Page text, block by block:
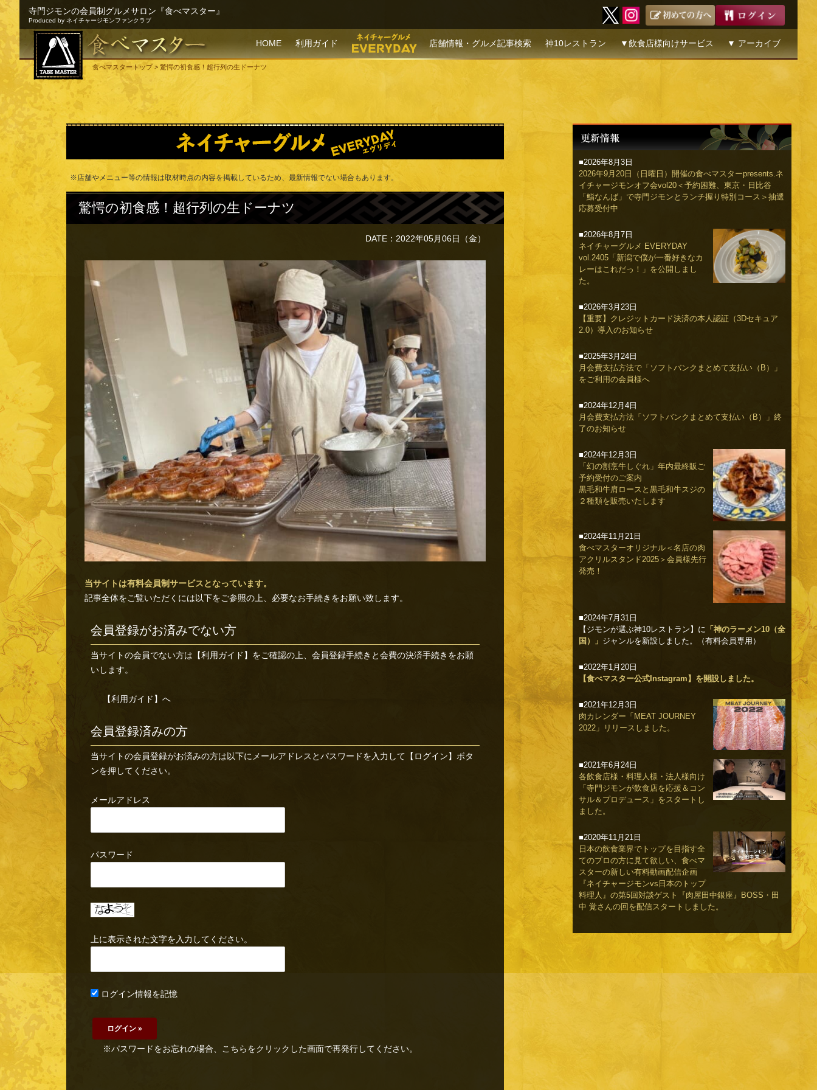
寺門ジモンの会員制グルメサロン『食べマスター』
Produced by ネイチャージモンファンクラブ
HOME 利用ガイド 店舗情報・グルメ記事検索 神10レストラン ▼飲食店様向けサービス ▼ アーカイブ
食べマスタートップ> 驚愕の初食感！超行列の生ドーナツ
※店舗やメニュー等の情報は取材時点の内容を掲載しているため、最新情報でない場合もあります。
驚愕の初食感！超行列の生ドーナツ
DATE：2022年05月06日（金）
当サイトは有料会員制サービスとなっています。
記事全体をご覧いただくには以下をご参照の上、必要なお手続きをお願い致します。
会員登録がお済みでない方
当サイトの会員でない方は 【利用ガイド】 をご確認の上、会員登録手続きと会費の決済手続きをお願
いします。
【利用ガイド】へ
会員登録済みの方
当サイトの会員登録がお済みの方は以下にメールアドレスとパスワードを入力して【ログイン】ボタ
ンを押してください。
メールアドレス
パスワード
上に表示された文字を入力してください。
ログイン情報を記憶
※パスワードをお忘れの場合、こちらをクリックした画面で再発行してください。
■2026年8月3日
2026年9月20日（日曜日）開催の食べマスターpresents.ネ
イチャージモンオフ会vol20＜予約困難、東京・日比谷
「鮨なんば」で寺門ジモンとランチ握り特別コース＞抽選
応募受付中
■2026年8月7日
ネイチャーグルメ EVERYDAY
vol.2405「新潟で僕が一番好きなカ
レーはこれだっ！」を公開しまし
た。
■2026年3月23日
【重要】クレジットカード決済の本人認証（3Dセキュア
2.0）導入のお知らせ
■2025年3月24日
月会費支払方法で「ソフトバンクまとめて支払い（B）」
をご利用の会員様へ
■2024年12月4日
月会費支払方法「ソフトバンクまとめて支払い（B）」終
了のお知らせ
■2024年12月3日
「幻の割烹牛しぐれ」年内最終販ご
予約受付のご案内
黒毛和牛肩ロースと黒毛和牛スジの
２種類を販売いたします
■2024年11月21日
食べマスターオリジナル＜名店の肉
アクリルスタンド2025＞会員様先行
発売！
■2024年7月31日
【ジモンが選ぶ神10レストラン】に 「神のラーメン10（全
国）」 ジャンルを新設しました。（有料会員専用）
■2022年1月20日
【食べマスター公式Instagram】を開設しました。
■2021年12月3日
肉カレンダー「MEAT JOURNEY
2022」リリースしました。
■2021年6月24日
各飲食店様・料理人様・法人様向け
「寺門ジモンが飲食店を応援＆コン
サル＆プロデュース」をスタートし
ました。
■2020年11月21日
日本の飲食業界でトップを目指す全
てのプロの方に見て欲しい、食べマ
スターの新しい有料動画配信企画
『ネイチャージモンvs日本のトップ
料理人』の第5回対談ゲスト『肉屋田中銀座』BOSS・田
中 覚さんの回を配信スタートしました。